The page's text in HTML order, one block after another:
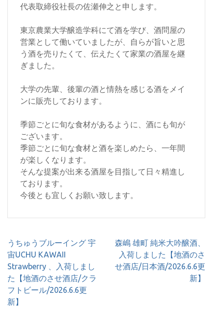
代表取締役社長の佐瀬伸之と申します。
東京農業大学醸造学科にて酒を学び、酒問屋の
営業として働いていましたが、自らが旨いと思
う酒を売りたくて、伝えたくて家業の酒屋を継
ぎました。
大学の先輩、後輩の酒と情熱を感じる酒をメイ
ンに販売しております。
季節ごとに旬な食材があるように、酒にも旬が
ございます。
季節ごとに旬な食材と酒を楽しめたら、一年間
が楽しくなります。
そんな提案が出来る酒屋を目指して日々精進し
ております。
今後とも宜しくお願い致します。
投
稿
ナ
ビ
ゲ
ー
うちゅうブルーイング 宇
宙UCHU KAWAII
Strawberry 、入荷しまし
た【地酒のさせ酒店/クラ
フトビール/2026.6.6更
新】
森嶋 雄町 純米大吟醸酒、
入荷しました【地酒のさ
せ酒店/日本酒/2026.6.6更
新】